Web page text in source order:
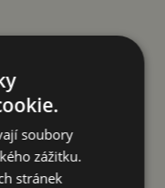
soubory
zážitku.
stránek